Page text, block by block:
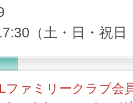
（土・日・祝日
ファミリークラブ会